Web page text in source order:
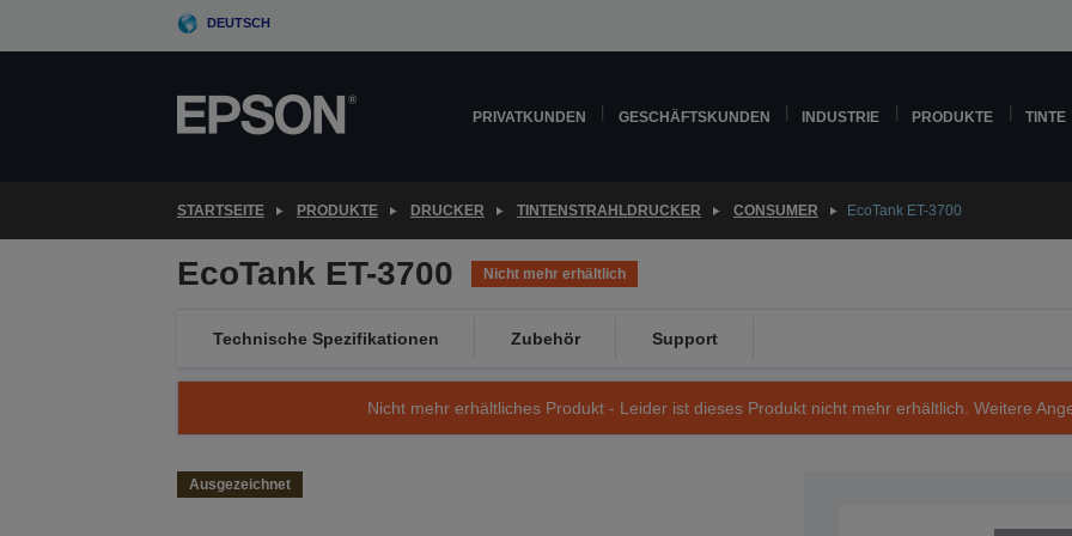
DEUTSCH
PRIVATKUNDEN GESCHÄFTSKUNDEN INDUSTRIE PRODUKTE TINTE
STARTSEITE PRODUKTE DRUCKER TINTENSTRAHLDRUCKER CONSUMER EcoTank ET-3700
EcoTank ET-3700 Nicht mehr erhältlich
Technische Spezifikationen Zubehör Support
Nicht mehr erhältliches Produkt - Leider ist dieses Produkt nicht mehr erhältlich. Weitere
Ausgezeichnet